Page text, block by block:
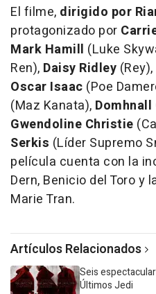
El filme, dirigido por
protagonizado por
Mark Hamill (Luke
Ren), Daisy Ridley (Rey),
Oscar Isaac (Poe
(Maz Kanata), Domhnall
Gwendoline Christie
Serkis (Líder Supremo
película cuenta con la
Dern, Benicio del Toro y
Marie Tran.
Artículos Relacionados
Seis
Últimos Jedi